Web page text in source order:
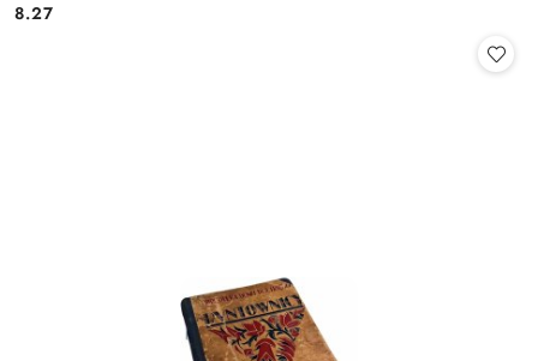
Cena:
8.27